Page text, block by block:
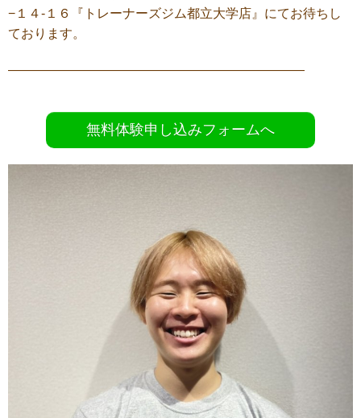
−１４-１６『トレーナーズジム都立大学店』にてお待ちし
ております。
———————————————————————
無料体験申し込みフォームへ